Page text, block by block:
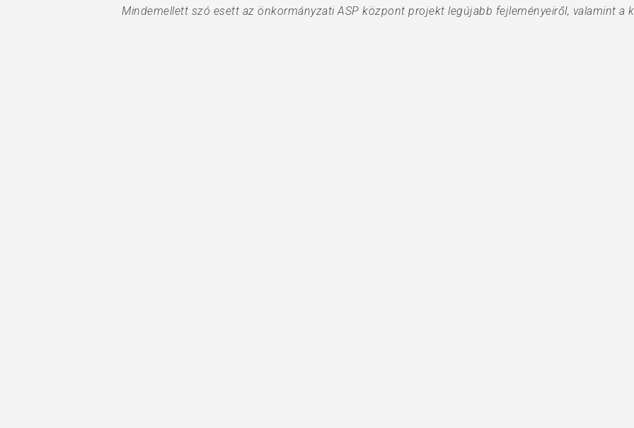
Mindemellett szó esett az önkormányzati ASP központ projekt legújabb fejleményeiről, valamint a